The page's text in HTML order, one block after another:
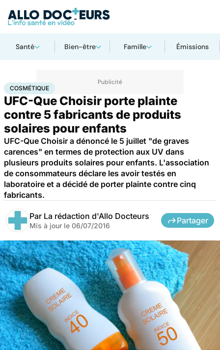
Santé Bien-être Famille Émissions
AccueilFamilleEnfant Cosmétique
COSMÉTIQUE
UFC-Que Choisir porte plainte
contre 5 fabricants de produits
solaires pour enfants
UFC-Que Choisir a dénoncé le 5 juillet "de graves
carences" en termes de protection aux UV dans
plusieurs produits solaires pour enfants. L'association
de consommateurs déclare les avoir testés en
laboratoire et a décidé de porter plainte contre cinq
fabricants.
Par La rédaction d'Allo Docteurs
Mis à jour le 06/07/2016
Partager